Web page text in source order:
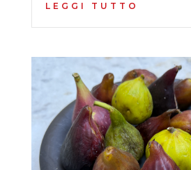
LEGGI TUTTO